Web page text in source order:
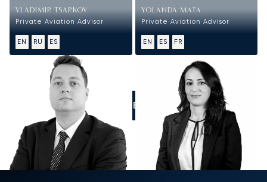
VLADIMIR TSARKOV
Private Aviation Advisor
EN RU ES
YOLANDA MATA
Private Aviation Advisor
EN ES FR
LLÁMENOS